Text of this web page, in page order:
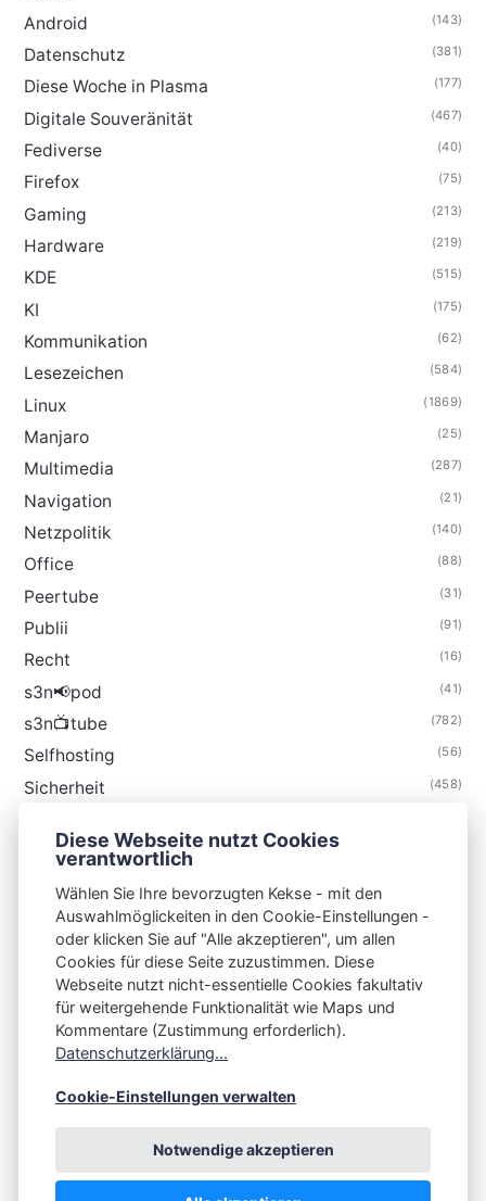
Android (143)
Datenschutz (381)
Diese Woche in Plasma (177)
Digitale Souveränität (467)
Fediverse (40)
Firefox (75)
Gaming (213)
Hardware (219)
KDE (515)
KI (175)
Kommunikation (62)
Lesezeichen (584)
Linux (1869)
Manjaro (25)
Multimedia (287)
Navigation (21)
Netzpolitik (140)
Office (88)
Peertube (31)
Publii (91)
Recht (16)
s3n📢pod (41)
s3n📺tube (782)
Selfhosting (56)
Sicherheit (458)
Thunderbird
S3N🧩NET
Integrating Open-Source Blog Network (iOSBN)
Impressum
Kontakt
Diese Webseite nutzt Cookies
verantwortlich
Wählen Sie Ihre bevorzugten Kekse - mit den
Auswahlmöglickeiten in den Cookie-Einstellungen -
oder klicken Sie auf "Alle akzeptieren", um allen
Cookies für diese Seite zuzustimmen. Diese
Webseite nutzt nicht-essentielle Cookies fakultativ
für weitergehende Funktionalität wie Maps und
Kommentare (Zustimmung erforderlich).
Datenschutzerklärung...
Cookie-Einstellungen verwalten
Notwendige akzeptieren